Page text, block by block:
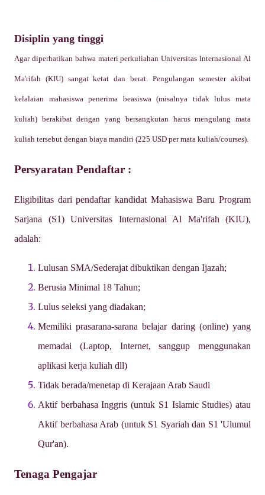
Disiplin yang tinggi
Agar diperhatikan bahwa materi perkuliahanUniversitas Internasional Al
Ma'rifah (KIU) sangat ketat dan berat. Pengulangan semester akibat
kelalaian mahasiswa penerima beasiswa (misalnya tidak lulus mata
kuliah) berakibat dengan yang bersangkutan harus mengulang mata
kuliah tersebut dengan biaya mandiri (225 USD per mata kuliah/courses).
Persyaratan Pendaftar :
Eligibilitas dari pendaftar kandidat Mahasiswa Baru Program
Sarjana (S1) Universitas Internasional Al Ma'rifah (KIU),
adalah:
Lulusan SMA/Sederajat dibuktikan dengan Ijazah;
Berusia Minimal 18 Tahun;
Lulus seleksi yang diadakan;
Memiliki prasarana-sarana belajar daring (online) yang
memadai (Laptop, Internet, sanggup menggunakan
aplikasi kerja kuliah dll)
Tidak berada/menetap di Kerajaan Arab Saudi
Aktif berbahasa Inggris (untuk S1 Islamic Studies) atau
Aktif berbahasa Arab (untuk S1 Syariah dan S1 'Ulumul
Qur'an).
Tenaga Pengajar